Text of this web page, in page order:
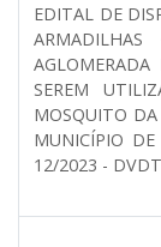
EDITAL DE
SEREM
MOSQUITO
MUNICÍPIO
12/2023 -